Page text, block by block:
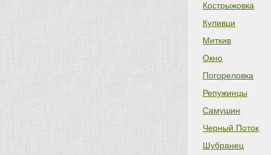
Кострыжовка
Куливци
Миткив
Окно
Погореловка
Репужинцы
Самушин
Черный Поток
Шубранец